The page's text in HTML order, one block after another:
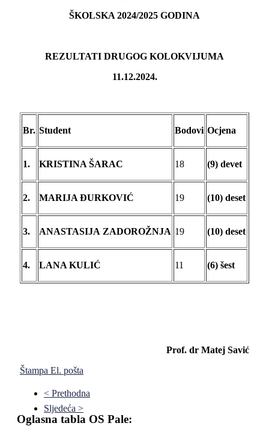
ŠKOLSKA 2024/2025 GODINA
REZULTATI DRUGOG KOLOKVIJUMA
11.12.2024.
Br. Student Bodovi Ocjena
1. KRISTINA ŠARAC 18 (9) devet
2. MARIJA ĐURKOVIĆ 19 (10) deset
3. ANASTASIJA ZADOROŽNJA 19 (10) deset
4. LANA KULIĆ 11 (6) šest
Prof. dr Matej Savić
Štampa El. pošta
< Prethodna
Sljedeća >
Oglasna tabla OS Pale: